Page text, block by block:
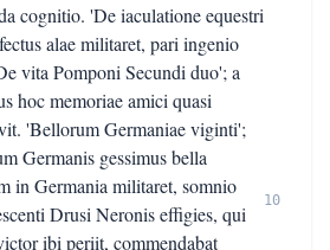
cognitio. 'De iaculatione equestri
alae militaret, pari ingenio
vita Pomponi Secundi duo'; a
hoc memoriae amici quasi
'Bellorum Germaniae viginti';
Germanis gessimus bella
in Germania militaret, somnio
Drusi Neronis effigies, qui
ibi periit, commendabat
10